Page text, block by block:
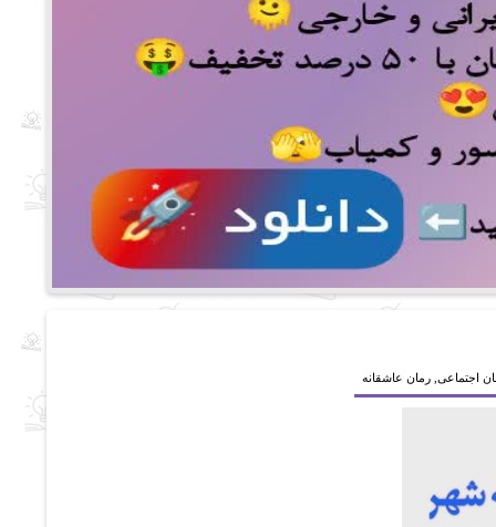
اجتماعی رمان عاشقانه